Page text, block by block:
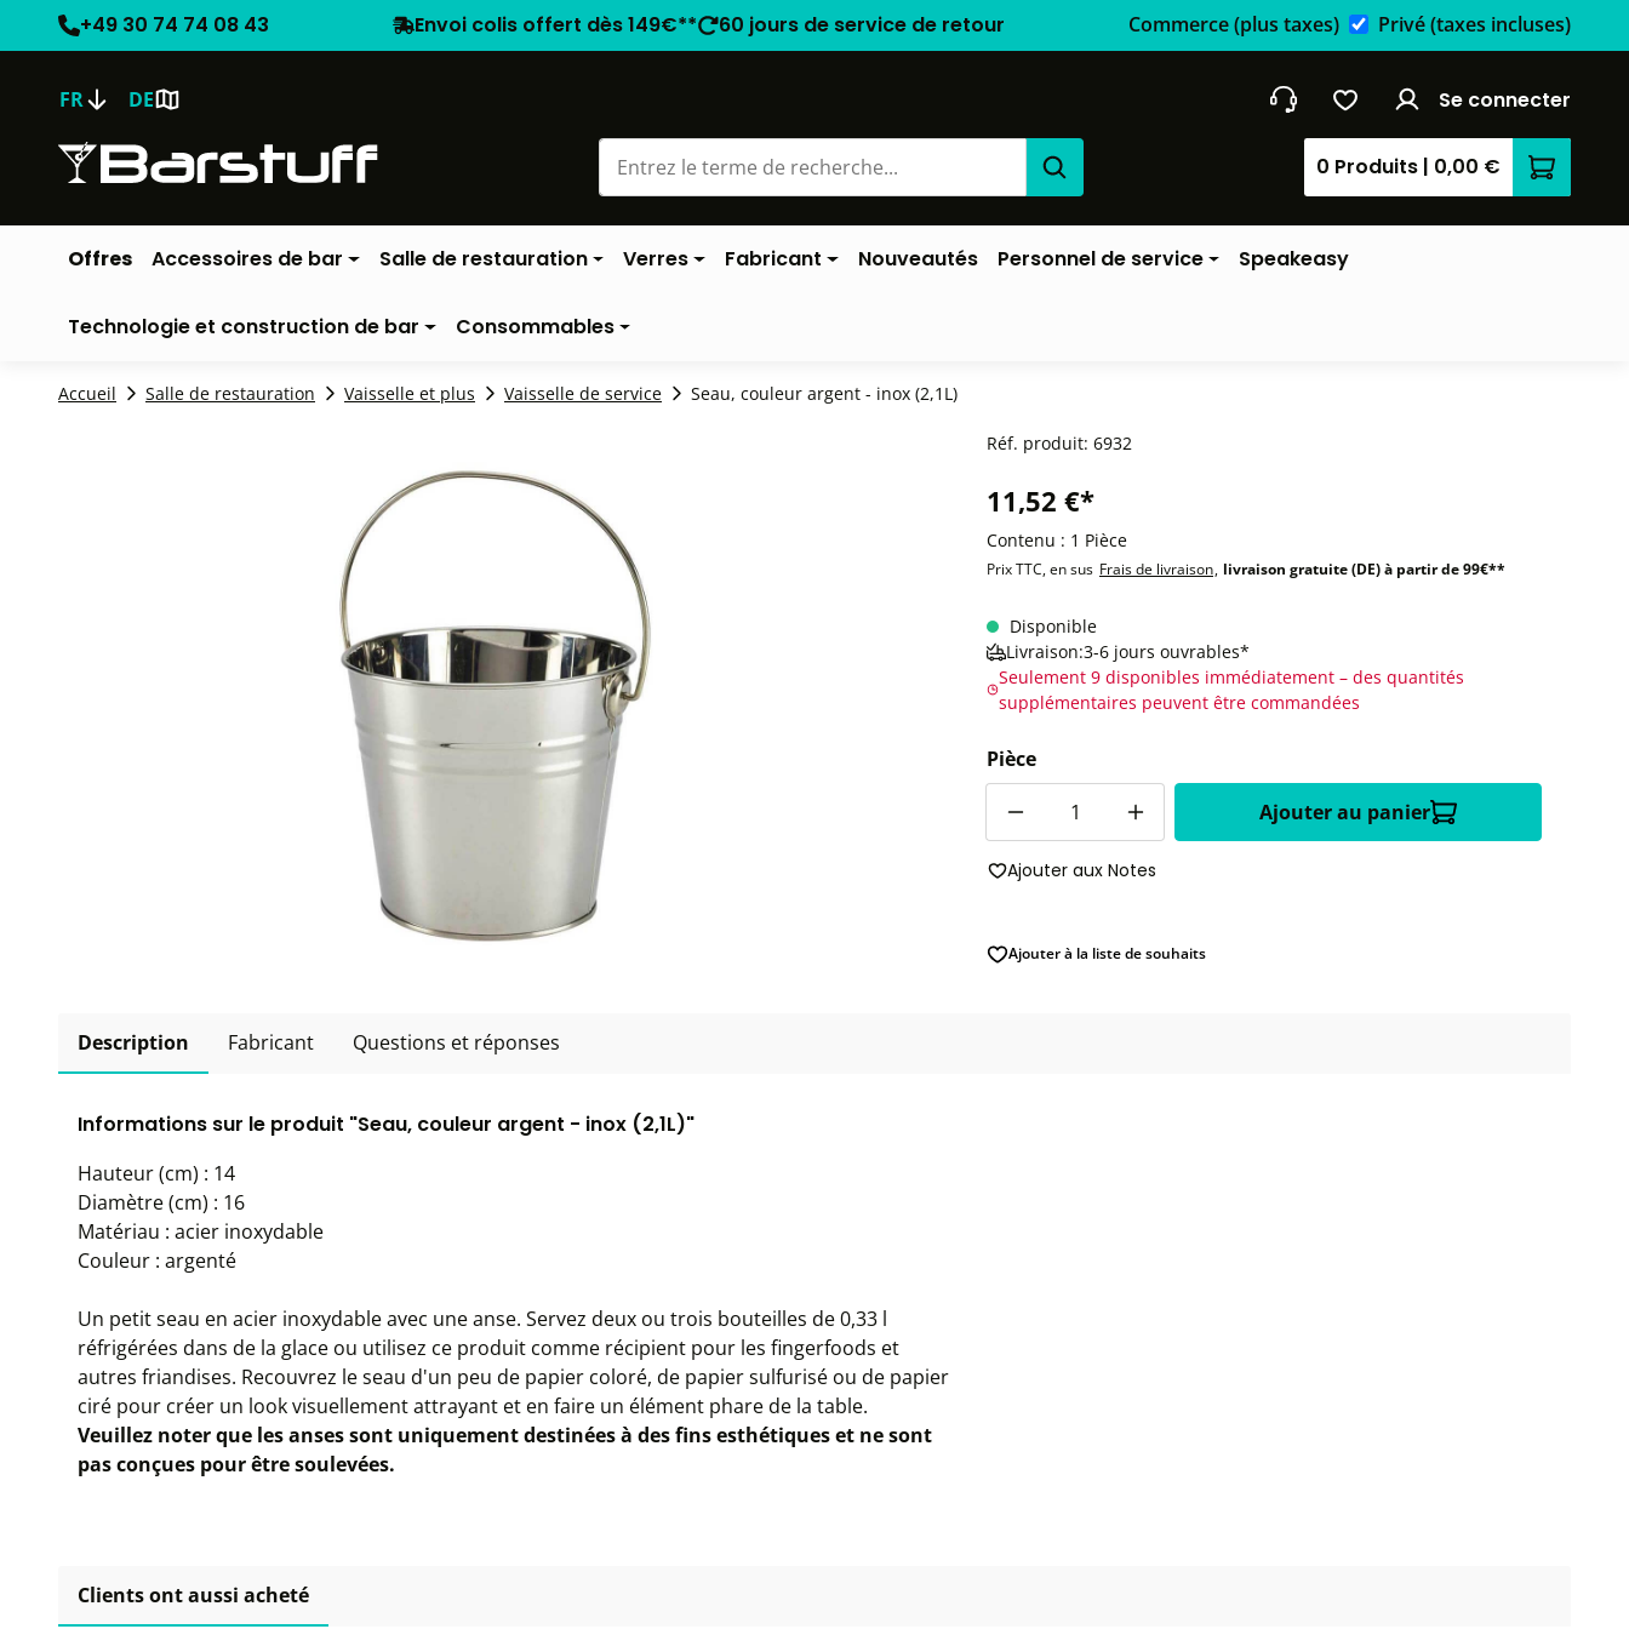
+49 30 74 74 08 43 Envoi colis offert dès 149€** 60 jours de service de retour Commerce(plus taxes) Privé(taxes incluses)
FR DE Se connecter
0 Produits | 0,00 € Le
Offres Accessoires de bar Salle de restauration Verres Fabricant Nouveautés Personnel de service Speakeasy
Technologie et construction de bar Consommables
Accueil Salle de restauration Vaisselle et plus Vaisselle de service Seau, couleur argent - inox (2,1L)
Réf. produit: 6932
11,52 €*
Contenu : 1 Pièce
Prix TTC, en sus Frais de livraison, livraison gratuite (DE) à partir de 99€**
Disponible
Livraison:3-6 jours ouvrables*
Seulement 9 disponibles immédiatement – des quantités
supplémentaires peuvent être commandées
Pièce
Ajouter au panier
Ajouter aux Notes
Ajouter à la liste de souhaits
Description Fabricant Questions et réponses
Informations sur le produit "Seau, couleur argent - inox (2,1L)"
Hauteur (cm) : 14
Diamètre (cm) : 16
Matériau : acier inoxydable
Couleur : argenté
Un petit seau en acier inoxydable avec une anse. Servez deux ou trois bouteilles de 0,33 l
réfrigérées dans de la glace ou utilisez ce produit comme récipient pour les fingerfoods et
autres friandises. Recouvrez le seau d'un peu de papier coloré, de papier sulfurisé ou de papier
ciré pour créer un look visuellement attrayant et en faire un élément phare de la table.
Veuillez noter que les anses sont uniquement destinées à des fins esthétiques et ne sont
pas conçues pour être soulevées.
Clients ont aussi acheté